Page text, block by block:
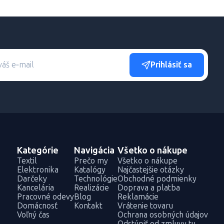
Prihlásiť sa
Kategórie
Textil
Elektronika
Darčeky
Kancelária
Pracovné odevy
Domácnosť
Voľný čas
Navigácia
Prečo my
Katalógy
Technológie
Realizácie
Blog
Kontakt
Všetko o nákupe
Všetko o nákupe
Najčastejšie otázky
Obchodné podmienky
Doprava a platba
Reklamácie
Vrátenie tovaru
Ochrana osobných údajov